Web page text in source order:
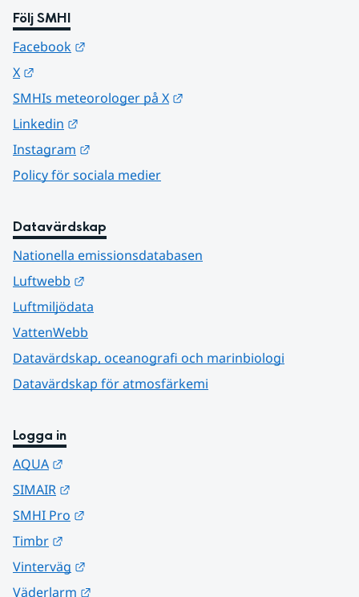
Följ SMHI
Facebook
X
SMHIs meteorologer på X
Linkedin
Instagram
Policy för sociala medier
Datavärdskap
Nationella emissionsdatabasen
Luftwebb
Luftmiljödata
VattenWebb
Datavärdskap, oceanografi och marinbiologi
Datavärdskap för atmosfärkemi
Logga in
AQUA
SIMAIR
SMHI Pro
Timbr
Vinterväg
Väderlarm